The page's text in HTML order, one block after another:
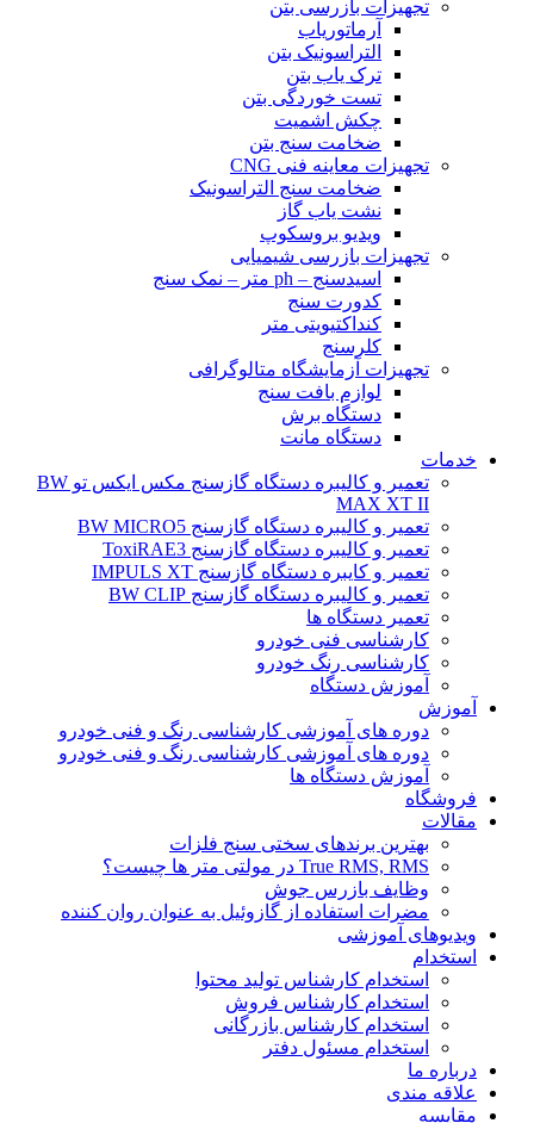
تجهیزات بازرسی بتن
آرماتوریاب
التراسونیک بتن
ترک یاب بتن
تست خوردگی بتن
چکش اشمیت
ضخامت سنج بتن
تجهیزات معاینه فنی CNG
ضخامت سنج التراسونیک
نشت یاب گاز
ویدیو بروسکوپ
تجهیزات بازرسی شیمیایی
اسیدسنج – ph متر – نمک سنج
کدورت سنج
کنداکتیویتی متر
کلرسنج
تجهیزات آزمایشگاه متالوگرافی
لوازم بافت سنج
دستگاه برش
دستگاه مانت
خدمات
تعمیر و کالیبره دستگاه گازسنج مکس ایکس تو BW
MAX XT II
تعمیر و کالیبره دستگاه گازسنج BW MICRO5
تعمیر و کالیبره دستگاه گازسنج ToxiRAE3
تعمیر و کایبره دستگاه گازسنج IMPULS XT
تعمیر و کالیبره دستگاه گازسنج BW CLIP
تعمیر دستگاه ها
کارشناسی فنی خودرو
کارشناسی رنگ خودرو
آموزش دستگاه
آموزش
دوره های آموزشی کارشناسی رنگ و فنی خودرو
دوره های آموزشی کارشناسی رنگ و فنی خودرو
آموزش دستگاه ها
فروشگاه
مقالات
بهترین برندهای سختی سنج فلزات
True RMS, RMS در مولتی متر ها چیست؟
وظایف بازرس جوش
مضرات استفاده از گازوئیل به عنوان روان کننده
ویدیوهای آموزشی
استخدام
استخدام کارشناس تولید محتوا
استخدام کارشناس فروش
استخدام کارشناس بازرگانی
استخدام مسئول دفتر
درباره ما
علاقه مندی
مقایسه